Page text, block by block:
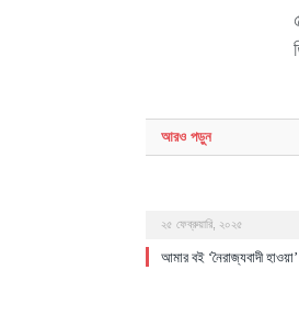
আরও পড়ুন
২৫ ফেব্রুয়ারি, ২০২৫
আমার বই ‘নৈরাজ্যবাদী